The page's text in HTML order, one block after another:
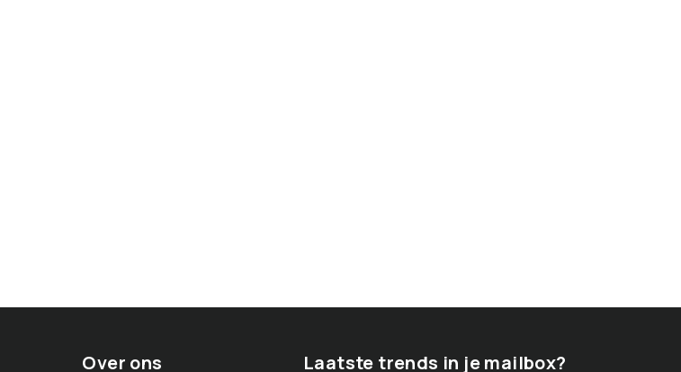
Over ons Laatste trends in je mailbox?